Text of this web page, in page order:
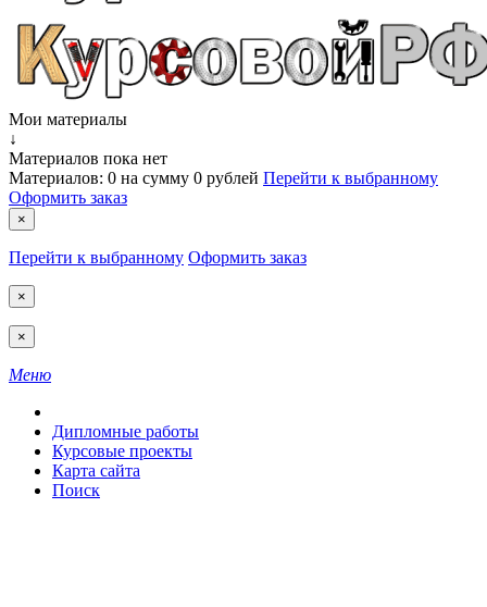
Мои материалы
↓
Материалов пока нет
Материалов: 0 на сумму 0 рублей Перейти к выбранному
Оформить заказ
×
Перейти к выбранному Оформить заказ
×
×
Меню
Дипломные работы
Курсовые проекты
Карта сайта
Поиск